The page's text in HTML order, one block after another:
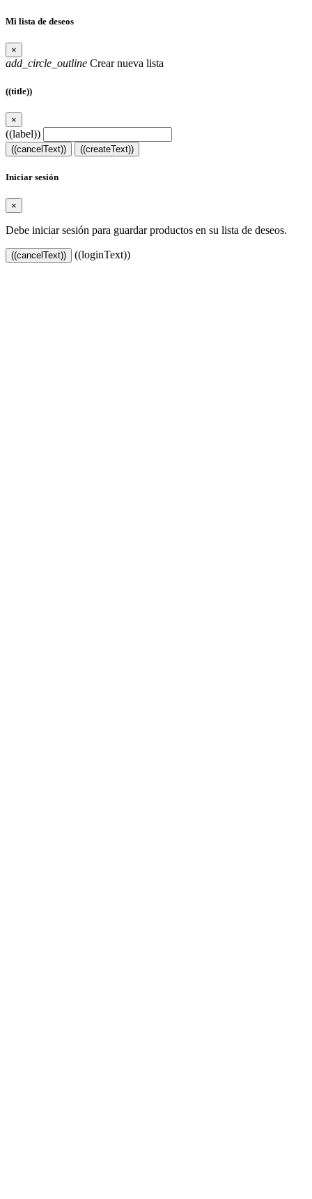
Mi lista de deseos
×
add_circle_outline Crear nueva lista
((title))
×
((label))
((cancelText)) ((createText))
Iniciar sesión
×
Debe iniciar sesión para guardar productos en su lista de deseos.
((cancelText)) ((loginText))